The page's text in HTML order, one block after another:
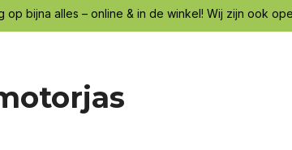
op bijna alles – online & in de winkel! Wij zijn ook